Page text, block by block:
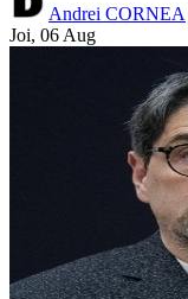
Andrei CORNEA
Joi, 06 Aug